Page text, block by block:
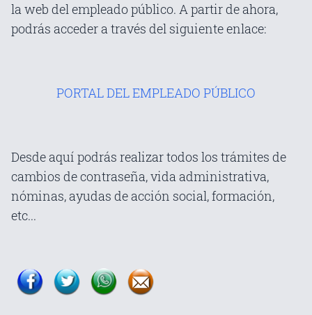
la web del empleado público. A partir de ahora,
podrás acceder a través del siguiente enlace:
PORTAL DEL EMPLEADO PÚBLICO
Desde aquí podrás realizar todos los trámites de
cambios de contraseña, vida administrativa,
nóminas, ayudas de acción social, formación,
etc...